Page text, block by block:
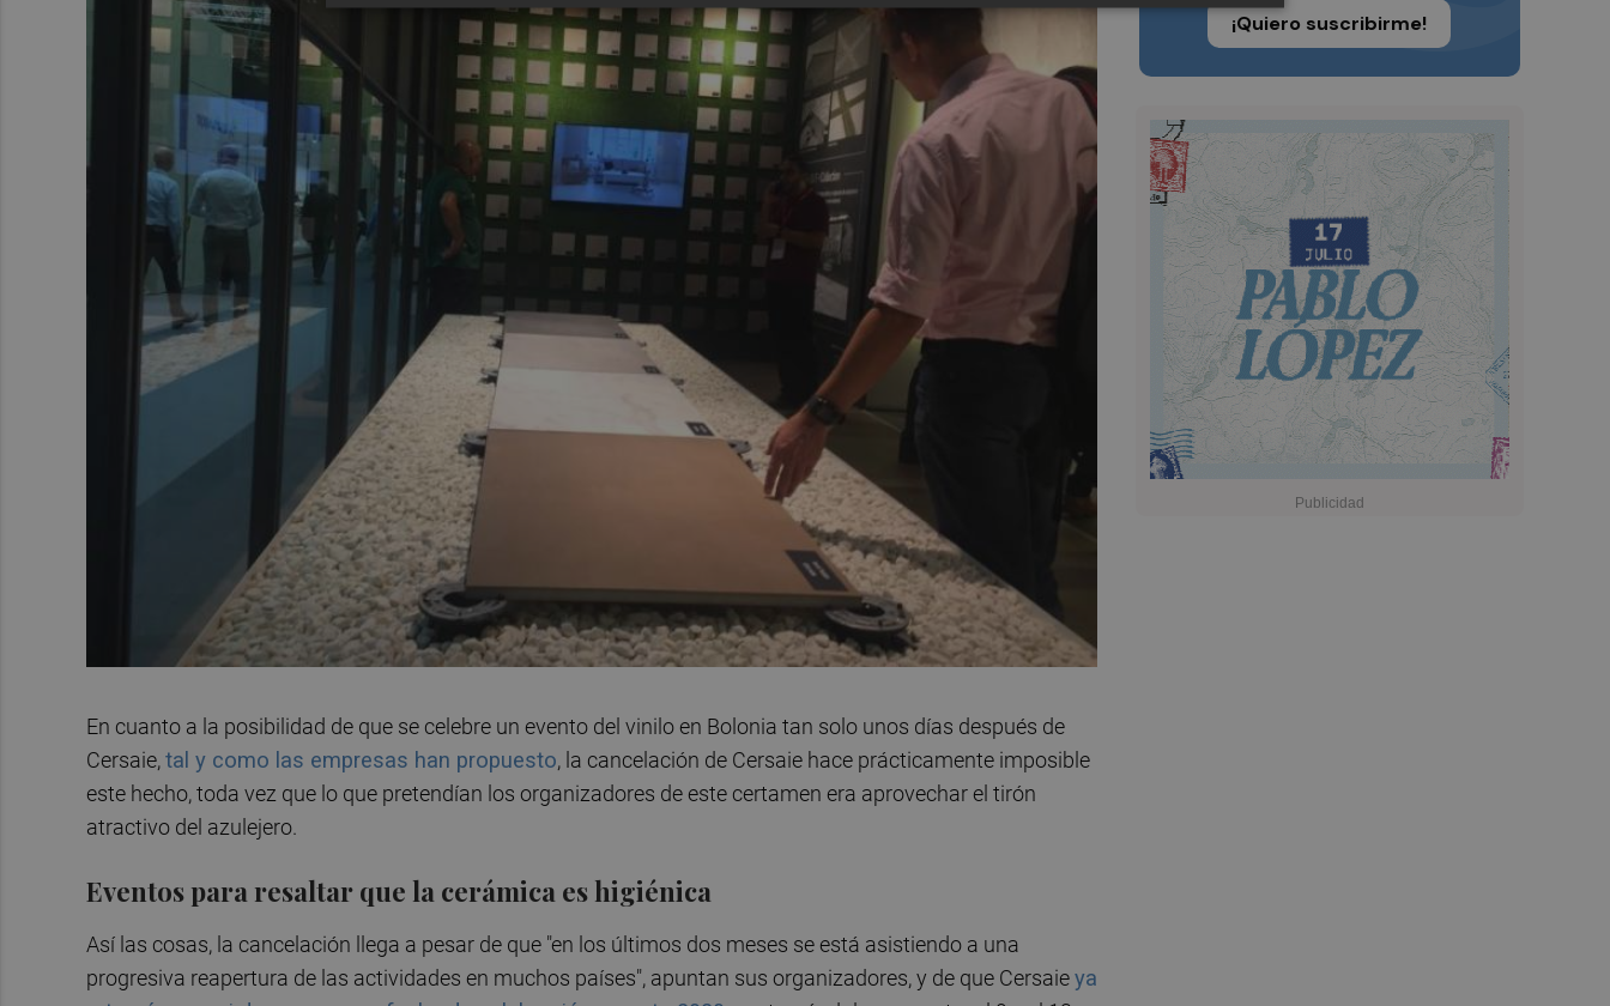
¡Quiero suscribirme!
En cuanto a la posibilidad de que se celebre un evento del vinilo en Bolonia tan solo unos días después de
Cersaie,tal y como las empresas han propuesto, la cancelación de Cersaie hace prácticamente imposible
este hecho, toda vez que lo que pretendían los organizadores de este certamen era aprovechar el tirón
atractivo del azulejero.
Eventos para resaltar que la cerámica es higiénica
Así las cosas, la cancelación llega a pesar de que "en los últimos dos meses se está asistiendo a una
progresiva reapertura de las actividades en muchos países", apuntan sus organizadores, y de que Cersaieya